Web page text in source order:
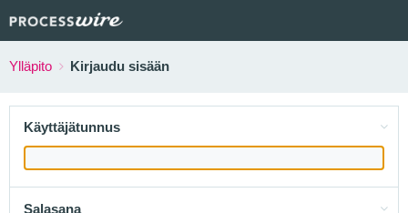
Ylläpito Kirjaudu sisään
Käyttäjätunnus
Salasana